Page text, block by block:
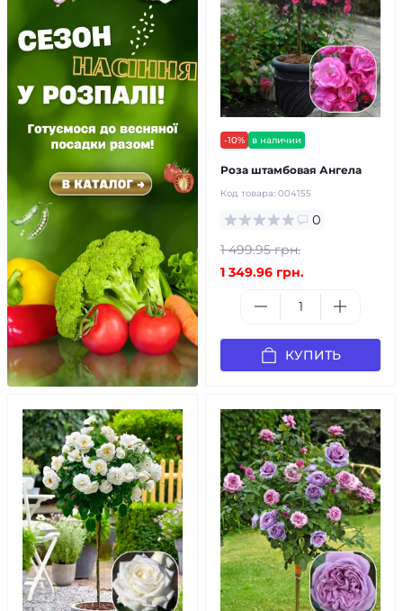
-10% в наличии
Роза штамбовая Ангела
Код товара: 004155
0
1 499.95 грн.
1 349.96 грн.
КУПИТЬ